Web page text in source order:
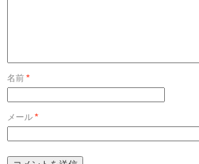
名前 *
メール *